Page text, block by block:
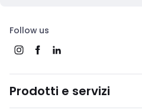
Follow us
Prodotti e servizi